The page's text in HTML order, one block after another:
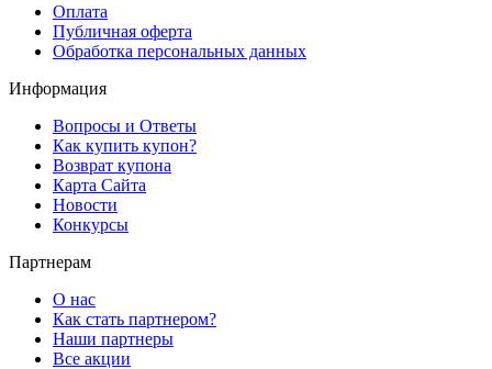
Оплата
Публичная оферта
Обработка персональных данных
Информация
Вопросы и Ответы
Как купить купон?
Возврат купона
Карта Сайта
Новости
Конкурсы
Партнерам
О нас
Как стать партнером?
Наши партнеры
Все акции